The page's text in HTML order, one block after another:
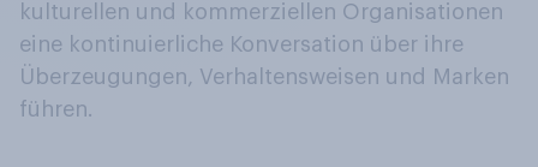
kulturellen und kommerziellen Organisationen
eine kontinuierliche Konversation über ihre
Überzeugungen, Verhaltensweisen und Marken
führen.